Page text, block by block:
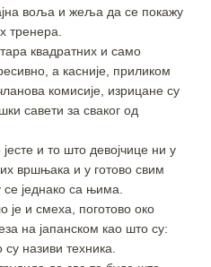
воља и жеља да се покажу
тренера.
квадратних и само
а касније, приликом
комисије, изрицане су
савети за сваког од
и то што девојчице ни у
вршњака и у готово свим
једнако са њима.
и смеха, поготово око
на јапанском као што су:
су називи техника.